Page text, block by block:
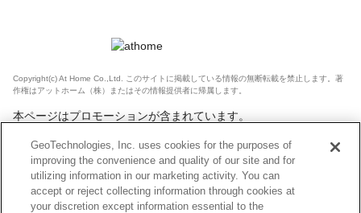
Copyright(c) At Home Co.,Ltd. このサイトに掲載している情報の無断転載を禁止します。著
作権はアットホーム（株）またはその情報提供者に帰属します。
本ページはプロモーションが含まれています。
GeoTechnologies, Inc. uses cookies for the purposes of
improving the convenience and quality of our site and for
utilizing information in our marketing activity. You can
accept or reject collecting information through cookies at
your discretion except information essential to the